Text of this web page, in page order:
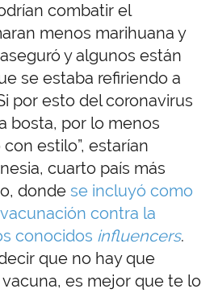
combatir el
menos marihuana y
y algunos están
se estaba refiriendo a
por esto del coronavirus
bosta, por lo menos
estilo”, estarían
cuarto país más
donde se incluyó como
contra la
conocidos influencers.
que no hay que
es mejor que te lo